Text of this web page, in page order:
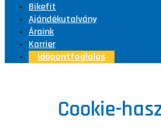
Bikefit
Ajándékutalvány
Áraink
Karrier
Időpontfoglalás
Cookie-